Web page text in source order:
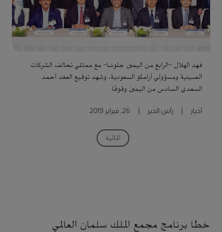
فهد الهلال -الرابع من اليمين جلوسًا- مع ممثلي تحالف الشركات
الصينية ومسؤولي أرامكو السعودية، وشهد توقيع العقد أحمد
السعدي السادس من اليمين وقوفًا
أخبار رأس الخير 26, فبراير 2019
المالية
خطا برنامج مجمع الملك سلمان العالمي